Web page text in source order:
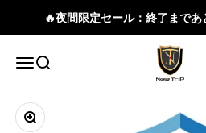
🔥夜間限定セール：終了まであ
メニュー
検索
New Trip
ズームイン